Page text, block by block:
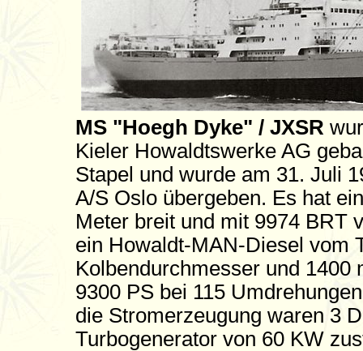
MS "Hoegh Dyke" / JXSR
Kieler Howaldtswerke AG
Stapel und wurde am 31. Juli
A/S Oslo übergeben. Es hat
Meter breit und mit 9974 BRT
ein Howaldt-MAN-Diesel vom
Kolbendurchmesser und
9300 PS bei 115
die Stromerzeugung waren 3
Turbogenerator von 60 KW